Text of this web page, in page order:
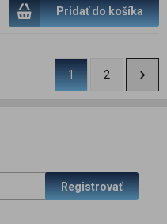
Pridať do košíka
1 2
Registrovať